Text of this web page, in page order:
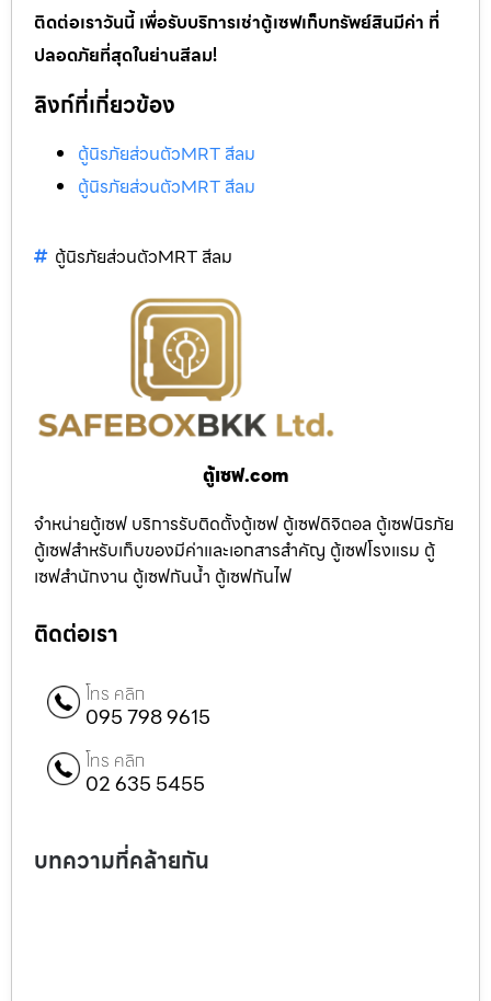
ติดต่อเราวันนี้ เพื่อรับบริการเช่าตู้เซฟเก็บทรัพย์สินมีค่า ที่
ปลอดภัยที่สุดในย่านสีลม!
ลิงก์ที่เกี่ยวข้อง
ตู้นิรภัยส่วนตัวMRT สีลม
ตู้นิรภัยส่วนตัวMRT สีลม
ตู้นิรภัยส่วนตัวMRT สีลม
ตู้เซฟ.com
จำหน่ายตู้เซฟ บริการรับติดตั้งตู้เซฟ ตู้เซฟดิจิตอล ตู้เซฟนิรภัย
ตู้เซฟสำหรับเก็บของมีค่าและเอกสารสำคัญ ตู้เซฟโรงแรม ตู้
เซฟสำนักงาน ตู้เซฟกันน้ำ ตู้เซฟกันไฟ
ติดต่อเรา
โทร คลิก
095 798 9615
โทร คลิก
02 635 5455
บทความที่คล้ายกัน